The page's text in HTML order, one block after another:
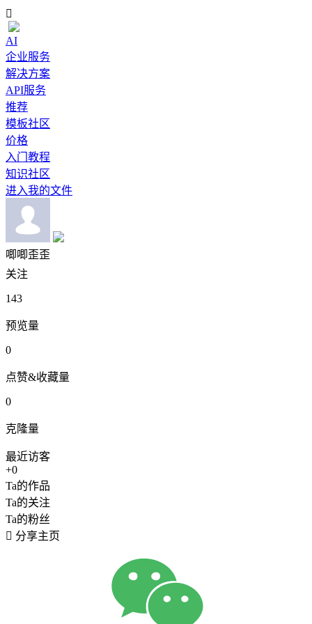

AI
企业服务
解决方案
API服务
推荐
模板社区
价格
入门教程
知识社区
进入我的文件
唧唧歪歪
关注
143
预览量
0
点赞&收藏量
0
克隆量
最近访客
+0
Ta的作品
Ta的关注
Ta的粉丝
 分享主页